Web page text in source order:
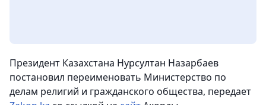
Президент Казахстана Нурсултан Назарбаев
постановил переименовать Министерство по
делам религий и гражданского общества, передает